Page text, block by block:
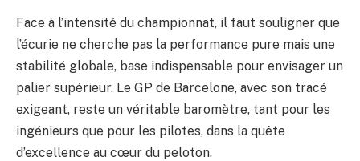
Face à l’intensité du championnat, il faut souligner que
l’écurie ne cherche pas la performance pure mais une
stabilité globale, base indispensable pour envisager un
palier supérieur. Le GP de Barcelone, avec son tracé
exigeant, reste un véritable baromètre, tant pour les
ingénieurs que pour les pilotes, dans la quête
d’excellence au cœur du peloton.